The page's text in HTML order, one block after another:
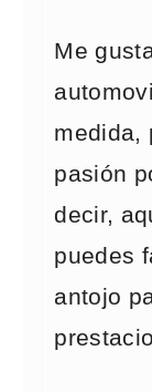
Me
medida,
pasión
decir,
puedes
antojo